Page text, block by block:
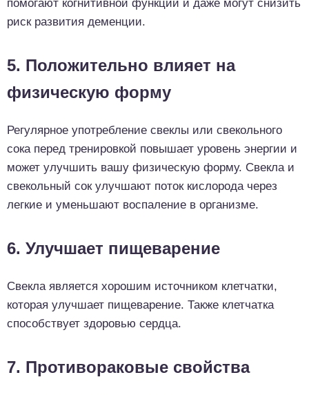
помогают когнитивной функции и даже могут снизить
риск развития деменции.
5. Положительно влияет на
физическую форму
Регулярное употребление свеклы или свекольного
сока перед тренировкой повышает уровень энергии и
может улучшить вашу физическую форму. Свекла и
свекольный сок улучшают поток кислорода через
легкие и уменьшают воспаление в организме.
6. Улучшает пищеварение
Свекла является хорошим источником клетчатки,
которая улучшает пищеварение. Также клетчатка
способствует здоровью сердца.
7. Противораковые свойства